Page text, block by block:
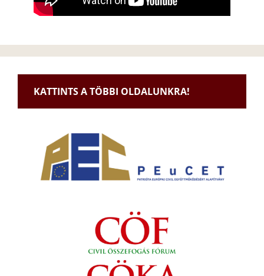
KATTINTS A TÖBBI OLDALUNKRA!